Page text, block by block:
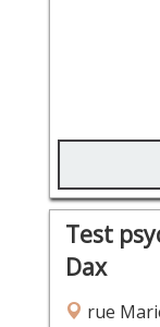
Test
Dax
rue